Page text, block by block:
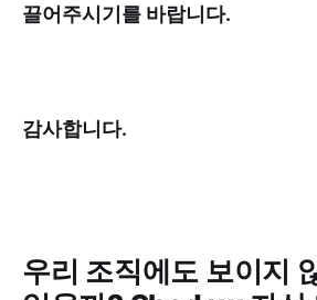
끌어주시기를 바랍니다.
감사합니다.
우리 조직에도 보이지